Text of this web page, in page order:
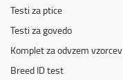
Testi za ptice
Testi za govedo
Komplet za odvzem vzorcev
Breed ID test